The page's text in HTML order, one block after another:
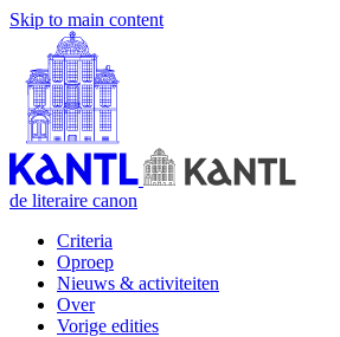
Skip to main content
de literaire canon
Criteria
Oproep
Nieuws & activiteiten
Over
Vorige edities